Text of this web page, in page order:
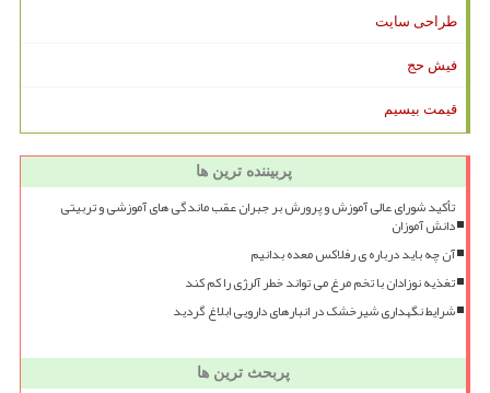
طراحی سایت
فیش حج
قیمت بیسیم
پربیننده ترین ها
تأکید شورای عالی آموزش و پرورش بر جبران عقب ماندگی های آموزشی و تربیتی
دانش آموزان
آن چه باید درباره ی رفلاکس معده بدانیم
تغذیه نوزادان با تخم مرغ می تواند خطر آلرژی را کم کند
شرایط نگهداری شیرخشک در انبارهای دارویی ابلاغ گردید
پربحث ترین ها